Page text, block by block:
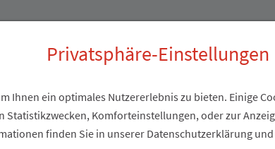
Privatsphäre-Einstellungen
Ihnen ein optimales Nutzererlebnis zu bieten. Einige
Statistikzwecken, Komforteinstellungen, oder zur
finden Sie in unserer Datenschutzerklärung und